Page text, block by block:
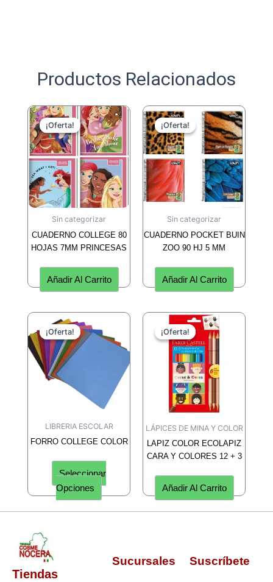
Productos Relacionados
¡Oferta!
¡Oferta!
Sin categorizar
CUADERNO COLLEGE 80
HOJAS 7MM PRINCESAS
Añadir Al Carrito
¡Oferta!
¡Oferta!
Sin categorizar
CUADERNO POCKET BUIN
ZOO 90 HJ 5 MM
Añadir Al Carrito
¡Oferta!
¡Oferta!
LIBRERIA ESCOLAR
FORRO COLLEGE COLOR
Seleccionar
Opciones
Este
producto
tiene
Las
opciones
se
pueden
página
de
¡Oferta!
¡Oferta!
LÁPICES DE MINA Y COLOR
LAPIZ COLOR ECOLAPIZ
CARA Y COLORES 12 + 3
Añadir Al Carrito
Tiendas
Sucursales Suscríbete